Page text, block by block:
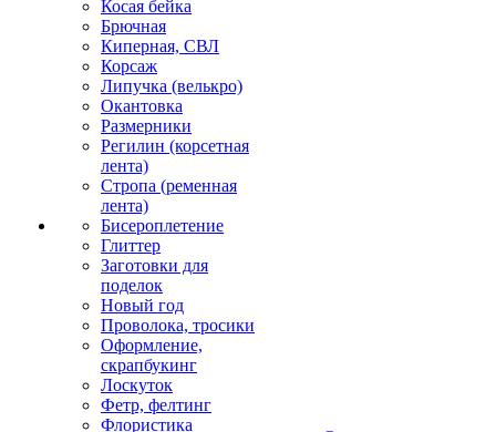
Косая бейка
Брючная
Киперная, СВЛ
Корсаж
Липучка (велькро)
Окантовка
Размерники
Регилин (корсетная
лента)
Стропа (ременная
лента)
Бисероплетение
Глиттер
Заготовки для
поделок
Новый год
Проволока, тросики
Оформление,
скрапбукинг
Лоскуток
Фетр, фелтинг
Флористика